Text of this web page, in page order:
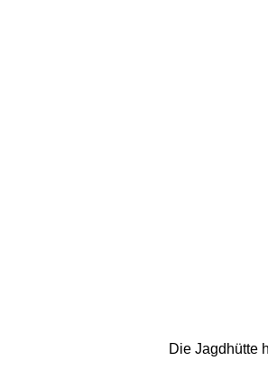
Die Jagdhütte